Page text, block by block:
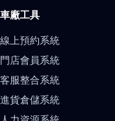
車廠工具
線上預約系統
門店會員系統
客服整合系統
進貨倉儲系統